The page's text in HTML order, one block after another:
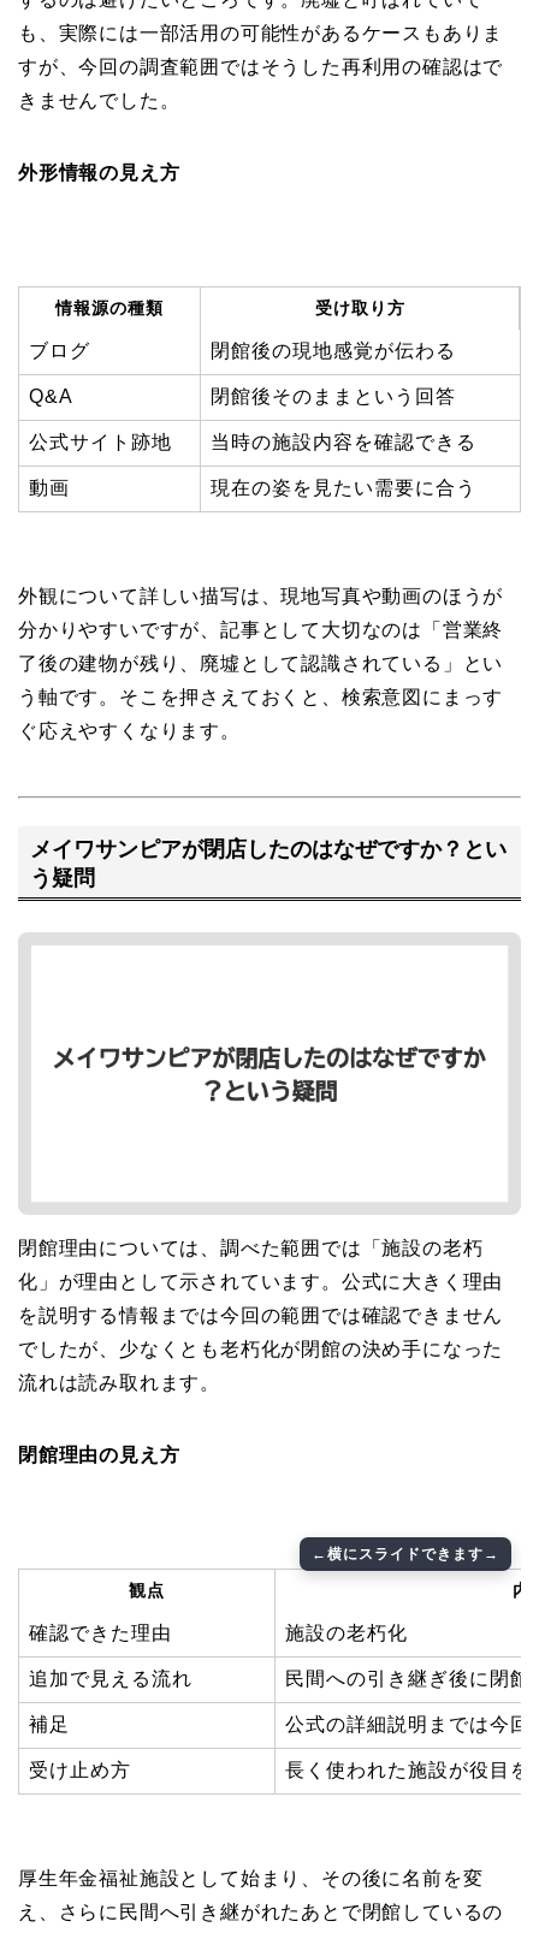
も、実際には一部活用の可能性があるケースもありま
すが、今回の調査範囲ではそうした再利用の確認はで
きませんでした。
外形情報の見え方
情報源の種類 受け取り方
ブログ 閉館後の現地感覚が伝わる
Q&A 閉館後そのままという回答
公式サイト跡地 当時の施設内容を確認できる
動画 現在の姿を見たい需要に合う
外観について詳しい描写は、現地写真や動画のほうが
分かりやすいですが、記事として大切なのは「営業終
了後の建物が残り、廃墟として認識されている」とい
う軸です。そこを押さえておくと、検索意図にまっす
ぐ応えやすくなります。
メイワサンピアが閉店したのはなぜですか？とい
う疑問
閉館理由については、調べた範囲では「施設の老朽
化」が理由として示されています。公式に大きく理由
を説明する情報までは今回の範囲では確認できません
でしたが、少なくとも老朽化が閉館の決め手になった
流れは読み取れます。
閉館理由の見え方
観点 内
確認できた理由 施設の老朽化
追加で見える流れ 民間への引き継ぎ後に閉館
補足 公式の詳細説明までは今回
受け止め方 長く使われた施設が役目を
厚生年金福祉施設として始まり、その後に名前を変
え、さらに民間へ引き継がれたあとで閉館しているの